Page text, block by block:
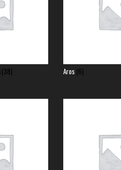
(38) Aros (6)